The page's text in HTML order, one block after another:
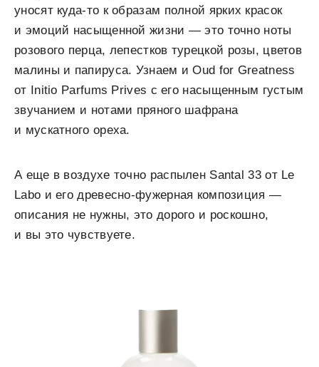
уносят куда-то к образам полной ярких красок
и эмоций насыщенной жизни — это точно ноты
розового перца, лепестков турецкой розы, цветов
малины и папируса. Узнаем и Oud for Greatness
от Initio Parfums Prives с его насыщенным густым
звучанием и нотами пряного шафрана
и мускатного ореха.
А еще в воздухе точно распылен Santal 33 от Le
Labo и его древесно-фужерная композиция —
описания не нужны, это дорого и роскошно,
и вы это чувствуете.